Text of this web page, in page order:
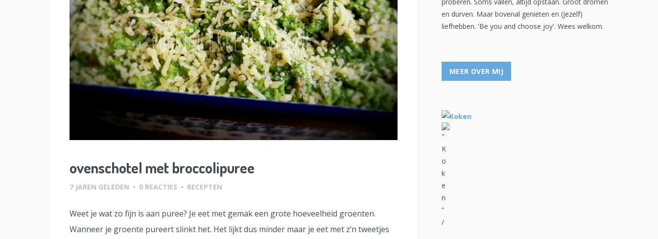
ovenschotel met broccolipuree
7 JAREN GELEDEN • 0 REACTIES • RECEPTEN
Weet je wat zo fijn is aan puree? Je eet met gemak een grote hoeveelheid groenten.
Wanneer je groente pureert slinkt het. Het lijkt dus minder maar je eet met z’n tweetjes
en durven. Maar bovenal genieten en (jezelf)
liefhebben. 'Be you and choose joy'. Wees welkom.
MEER OVER MIJ